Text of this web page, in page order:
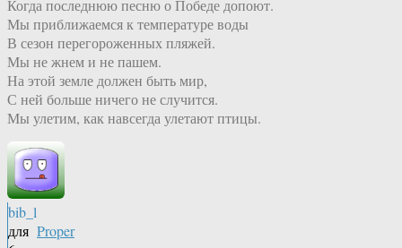
Когда последнюю песню о Победе допоют.
Мы приближаемся к температуре воды
В сезон перегороженных пляжей.
Мы не жнем и не пашем.
На этой земле должен быть мир,
С ней больше ничего не случится.
Мы улетим, как навсегда улетают птицы.
bib_l
для Proper